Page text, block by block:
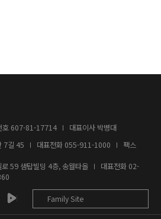
호 607-81-17714
대표이사 박병대
7길 45 대표전화 055-911-1000
팩스
59 샘탑빌딩 4층, 송월타올 대표전화 02-
Family Site